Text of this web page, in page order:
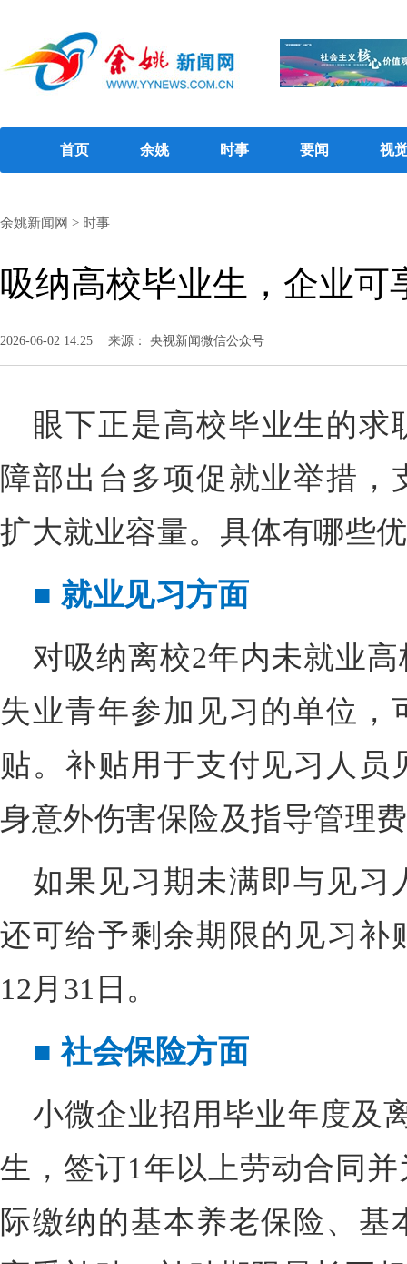
首页 余姚 时事 要闻 视
余姚新闻网 > 时事
吸纳高校毕业生，企业可
2026-06-02 14:25 来源： 央视新闻微信公众号
眼下正是高校毕业生的
障部出台多项促就业举措
扩大就业容量。 具体有哪些
■ 就业见习方面
对吸纳离校2年内未就业
失业青年参加见习的单位，
贴。补贴用于支付见习人
身意外伤害保险及指导管理
如果见习期未满即与见习
还可给予剩余期限的见习补
12月31日。
■社会保险方面
小微企业招用毕业年度及
生，签订1年以上劳动合同
际缴纳的基本养老保险、